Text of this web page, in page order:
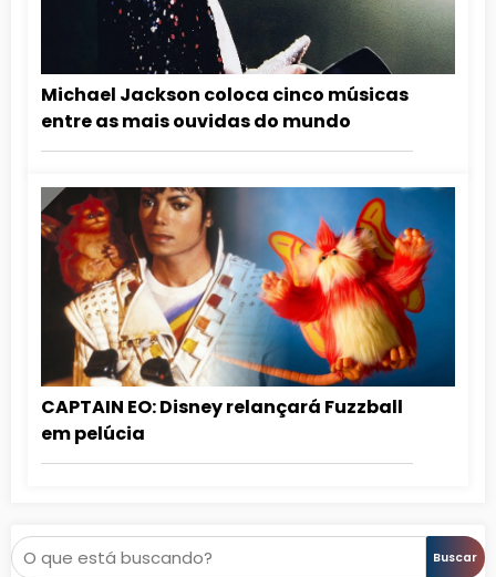
Michael Jackson coloca cinco músicas
entre as mais ouvidas do mundo
CAPTAIN EO: Disney relançará Fuzzball
em pelúcia
Pesquisar Buscar